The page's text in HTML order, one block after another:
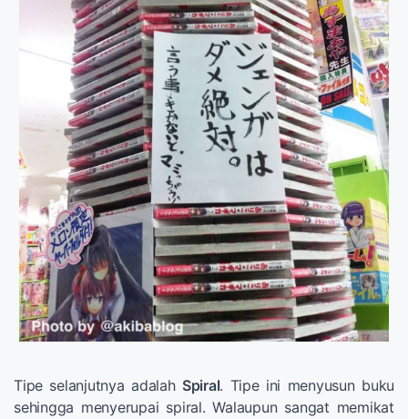
Tipe selanjutnya adalah Spiral. Tipe ini menyusun buku
sehingga menyerupai spiral. Walaupun sangat memikat